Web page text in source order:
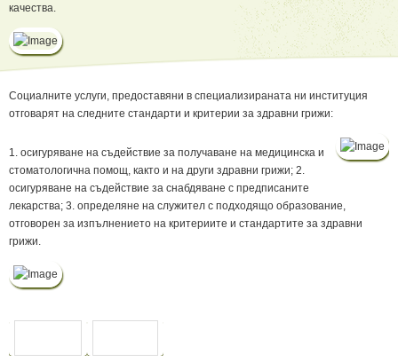
качества.
Социалните услуги, предоставяни в специализираната ни институция
отговарят на следните стандарти и критерии за здравни грижи:
1. осигуряване на съдействие за получаване на медицинска и
стоматологична помощ, както и на други здравни грижи; 2.
осигуряване на съдействие за снабдяване с предписаните
лекарства; 3. определяне на служител с подходящо образование,
отговорен за изпълнението на критериите и стандартите за здравни
грижи.